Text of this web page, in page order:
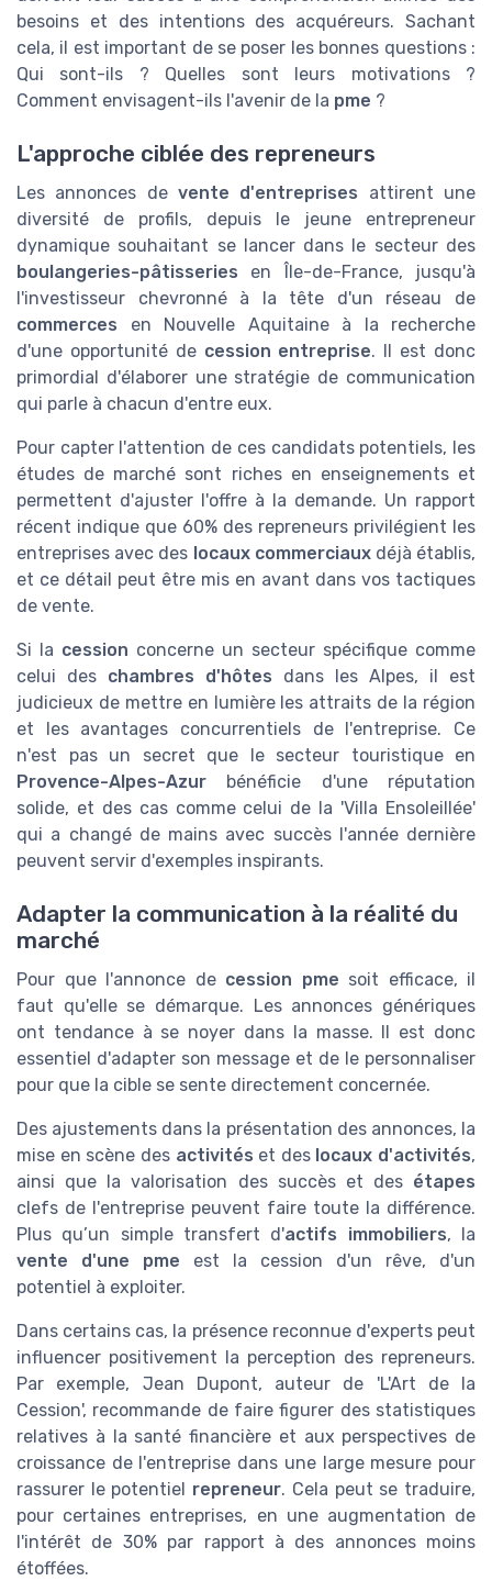
besoins et des intentions des acquéreurs. Sachant
cela, il est important de se poser les bonnes questions :
Qui sont-ils ? Quelles sont leurs motivations ?
Comment envisagent-ils l'avenir de la pme ?
L'approche ciblée des repreneurs
Les annonces de vente d'entreprises attirent une
diversité de profils, depuis le jeune entrepreneur
dynamique souhaitant se lancer dans le secteur des
boulangeries-pâtisseries en Île-de-France, jusqu'à
l'investisseur chevronné à la tête d'un réseau de
commerces en Nouvelle Aquitaine à la recherche
d'une opportunité de cession entreprise. Il est donc
primordial d'élaborer une stratégie de communication
qui parle à chacun d'entre eux.
Pour capter l'attention de ces candidats potentiels, les
études de marché sont riches en enseignements et
permettent d'ajuster l'offre à la demande. Un rapport
récent indique que 60% des repreneurs privilégient les
entreprises avec des locaux commerciauxdéjà établis,
et ce détail peut être mis en avant dans vos tactiques
de vente.
Si la cession concerne un secteur spécifique comme
celui des chambres d'hôtes dans les Alpes, il est
judicieux de mettre en lumière les attraits de la région
et les avantages concurrentiels de l'entreprise. Ce
n'est pas un secret que le secteur touristique en
Provence-Alpes-Azur bénéficie d'une réputation
solide, et des cas comme celui de la 'Villa Ensoleillée'
qui a changé de mains avec succès l'année dernière
peuvent servir d'exemples inspirants.
Adapter la communication à la réalité du
marché
Pour que l'annonce de cession pme soit efficace, il
faut qu'elle se démarque. Les annonces génériques
ont tendance à se noyer dans la masse. Il est donc
essentiel d'adapter son message et de le personnaliser
pour que la cible se sente directement concernée.
Des ajustements dans la présentation des annonces, la
mise en scène des activités et des locaux d'activités,
ainsi que la valorisation des succès et des étapes
clefs de l'entreprise peuvent faire toute la différence.
Plus qu’un simple transfert d'actifs immobiliers, la
vente d'une pme est la cession d'un rêve, d'un
potentiel à exploiter.
Dans certains cas, la présence reconnue d'experts peut
influencer positivement la perception des repreneurs.
Par exemple, Jean Dupont, auteur de 'L'Art de la
Cession', recommande de faire figurer des statistiques
relatives à la santé financière et aux perspectives de
croissance de l'entreprise dans une large mesure pour
rassurer le potentiel repreneur. Cela peut se traduire,
pour certaines entreprises, en une augmentation de
l'intérêt de 30% par rapport à des annonces moins
étoffées.